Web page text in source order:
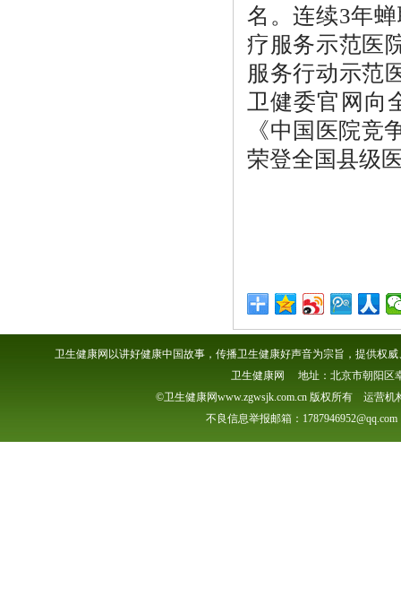
名。连续3年
疗服务示范医
服务行动示范
卫健委官网向
《中国医院竞
荣登全国县级
卫生健康网以讲好健康中国故事，传播卫生健康好声音为宗旨，提供权
卫生健康网 地址：北京市朝阳区
©卫生健康网www.zgwsjk.com.cn 版权所有 运营
不良信息举报邮箱：